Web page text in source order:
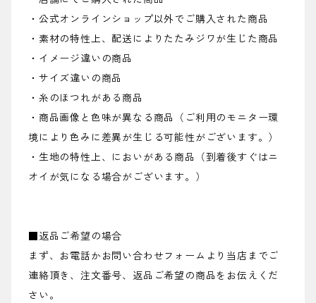
・公式オンラインショップ以外でご購入された商品
・素材の特性上、配送によりたたみジワが生じた商品
・イメージ違いの商品
・サイズ違いの商品
・糸のほつれがある商品
・商品画像と色味が異なる商品（ご利用のモニター環
境により色みに差異が生じる可能性がございます。）
・生地の特性上、においがある商品（到着後すぐはニ
オイが気になる場合がございます。）
■返品ご希望の場合
まず、お電話かお問い合わせフォームより当店までご
連絡頂き、注文番号、返品ご希望の商品をお伝えくだ
さい。